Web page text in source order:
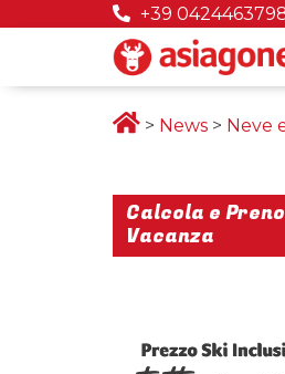
+39
> News > Neve
Calcola e
Vacanza